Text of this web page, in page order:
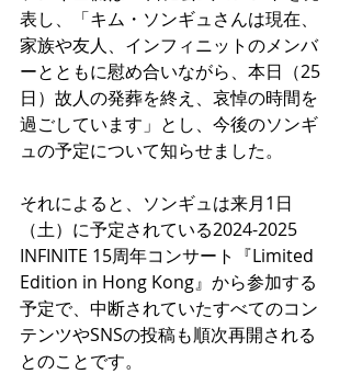
表し、「キム・ソンギュさんは現在、
家族や友人、インフィニットのメンバ
ーとともに慰め合いながら、本日（25
日）故人の発葬を終え、哀悼の時間を
過ごしています」とし、今後のソンギ
ュの予定について知らせました。
それによると、ソンギュは来月1日
（土）に予定されている2024-2025
INFINITE 15周年コンサート『Limited
Edition in Hong Kong』から参加する
予定で、中断されていたすべてのコン
テンツやSNSの投稿も順次再開される
とのことです。